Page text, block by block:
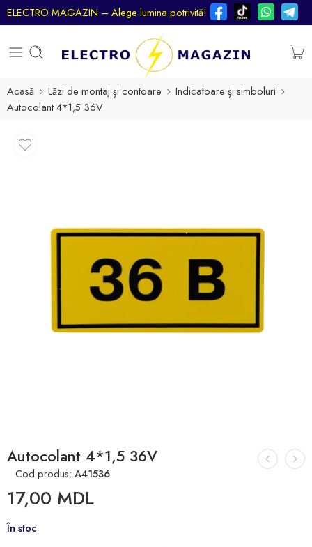
ELECTRO MAGAZIN – Alege lumina potrivită!
Acasă Lăzi de montaj și contoare
Indicatoare și simboluri
Autocolant 4*1,5 36V
Autocolant 4*1,5 36V
Cod produs: A41536
17,00 MDL
În stoc